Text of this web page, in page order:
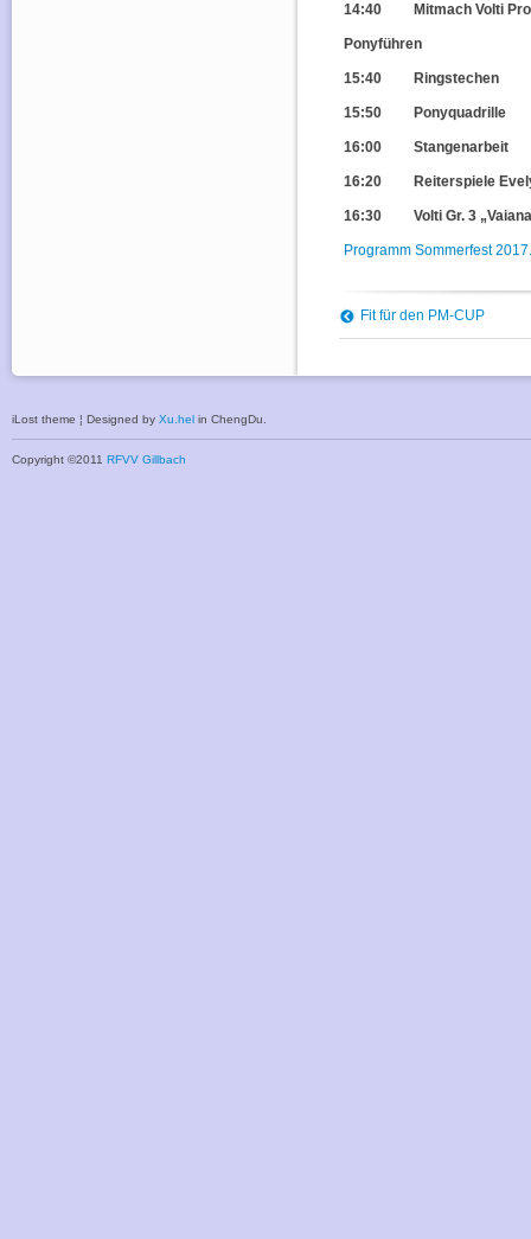
14:40 Mitmach Volti
Ponyführen
15:40 Ringstechen
15:50 Ponyquadrille
16:00 Stangenarbeit
16:20 Reiterspiele
16:30 Volti Gr. 3
Programm Sommerfest
Fit für den PM-CUP
iLost theme ¦ Designed by Xu.hel in ChengDu.
Copyright ©2011 RFVV Gillbach